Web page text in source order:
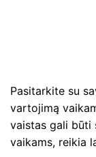
Pasitarkite su
vartojimą
vaistas gali būti
vaikams, reikia